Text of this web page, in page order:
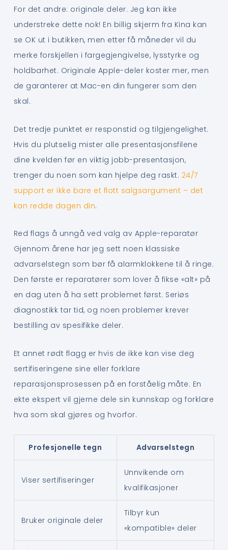
For det andre: originale deler. Jeg kan ikke
understreke dette nok! En billig skjerm fra Kina kan
se OK ut i butikken, men etter få måneder vil du
merke forskjellen i fargegjengivelse, lysstyrke og
holdbarhet. Originale Apple-deler koster mer, men
de garanterer at Mac-en din fungerer som den
skal.
Det tredje punktet er responstid og tilgjengelighet.
Hvis du plutselig mister alle presentasjonsfilene
dine kvelden før en viktig jobb-presentasjon,
trenger du noen som kan hjelpe deg raskt. 24/7
support er ikke bare et flott salgsargument – det
kan redde dagen din.
Red flags å unngå ved valg av Apple-reparatør
Gjennom årene har jeg sett noen klassiske
advarselstegn som bør få alarmklokkene til å ringe.
Den første er reparatører som lover å fikse «alt» på
en dag uten å ha sett problemet først. Seriøs
diagnostikk tar tid, og noen problemer krever
bestilling av spesifikke deler.
Et annet rødt flagg er hvis de ikke kan vise deg
sertifiseringene sine eller forklare
reparasjonsprosessen på en forståelig måte. En
ekte ekspert vil gjerne dele sin kunnskap og forklare
hva som skal gjøres og hvorfor.
Profesjonelle tegn Advarselstegn
Viser sertifiseringer
Unnvikende om
kvalifikasjoner
Bruker originale deler
Tilbyr kun
«kompatible» deler